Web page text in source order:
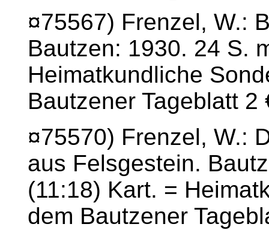
¤75567) Frenzel, W.:
Bautzen: 1930. 24 S.
Heimatkundliche
Bautzener Tageblatt 2
¤75570) Frenzel, W.:
aus Felsgestein.
(11:18) Kart. =
dem Bautzener